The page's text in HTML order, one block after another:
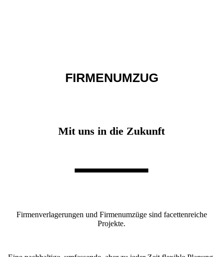
FIRMENUMZUG
Mit uns in die Zukunft
Firmenverlagerungen und Firmenumzüge sind facettenreiche
Projekte.